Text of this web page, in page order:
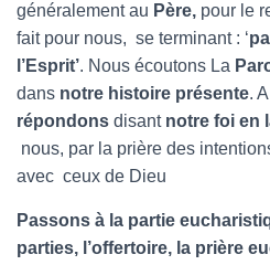
généralement au Père, pour le
fait pour nous, se terminant : ‘
l’Esprit’. Nous écoutons La
dans notre histoire présente.
répondons disant notre foi en
nous, par la prière des
avec ceux de Dieu
Passons à la partie
parties, l’offertoire, la prière